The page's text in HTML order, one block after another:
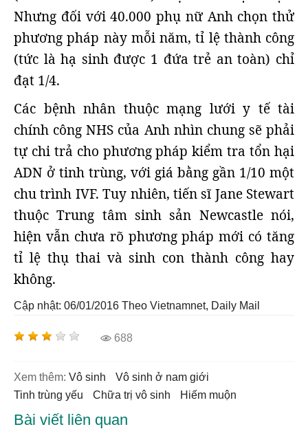
Nhưng đối với 40.000 phụ nữ Anh chọn thử
phương pháp này mỗi năm, tỉ lệ thành công
(tức là hạ sinh được 1 đứa trẻ an toàn) chỉ
đạt 1/4.
Các bệnh nhân thuộc mạng lưới y tế tài
chính công NHS của Anh nhìn chung sẽ phải
tự chi trả cho phương pháp kiểm tra tổn hại
ADN ở tinh trùng, với giá bằng gần 1/10 một
chu trình IVF. Tuy nhiên, tiến sĩ Jane Stewart
thuộc Trung tâm sinh sản Newcastle nói,
hiện vẫn chưa rõ phương pháp mới có tăng
tỉ lệ thụ thai và sinh con thành công hay
không.
Cập nhật: 06/01/2016 Theo Vietnamnet, Daily Mail
688
Xem thêm: vô sinh
vô sinh ở nam giới
tinh trùng yếu
chữa trị vô sinh hiếm muộn
Bài viết liên quan